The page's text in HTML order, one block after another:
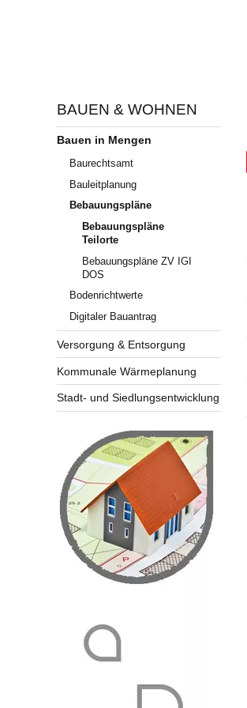
BAUEN & WOHNEN
Bauen in Mengen
Baurechtsamt
Bauleitplanung
Bebauungspläne
Bebauungspläne
Teilorte
Bebauungspläne ZV IGI
DOS
Bodenrichtwerte
Digitaler Bauantrag
Versorgung & Entsorgung
Kommunale Wärmeplanung
Stadt- und Siedlungsentwicklung